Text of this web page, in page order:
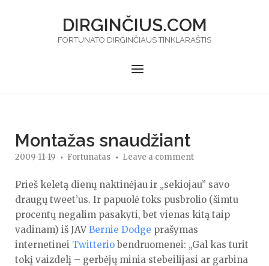
DIRGINČIUS.COM
FORTUNATO DIRGINČIAUS TINKLARAŠTIS
Menu
Montažas snaudžiant
2009-11-19 Fortunatas Leave a comment
Prieš keletą dienų naktinėjau ir „sekiojau” savo
draugų tweet’us. Ir papuolė toks pusbrolio (šimtu
procentų negalim pasakyti, bet vienas kitą taip
vadinam) iš JAVBernie Dodge prašymas
internetinei Twitterio bendruomenei: „Gal kas turit
tokį vaizdelį – gerbėjų minia stebeilijasi ar garbina